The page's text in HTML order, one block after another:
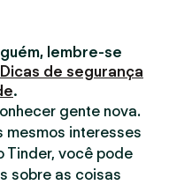
lembre-se
Dicas de segurança
.
gente nova.
mesmos interesses
Tinder, você pode
sobre as coisas